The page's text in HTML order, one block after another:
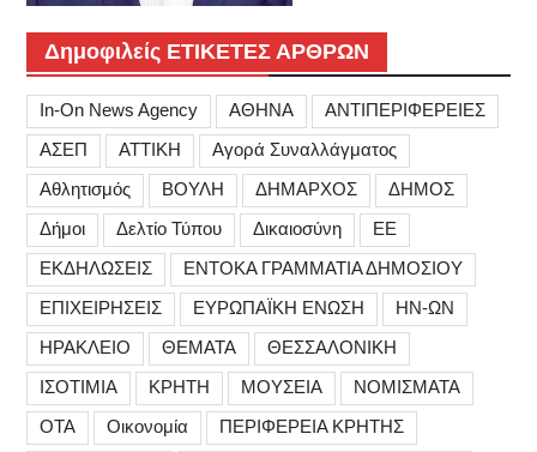
Δημοφιλείς ΕΤΙΚΕΤΕΣ ΑΡΘΡΩΝ
In-On News Agency ΑΘΗΝΑ
ΑΝΤΙΠΕΡΙΦΕΡΕΙΕΣ
ΑΣΕΠ
ΑΤΤΙΚΗ
Αγορά Συναλλάγματος
Αθλητισμός
ΒΟΥΛΗ ΔΗΜΑΡΧΟΣ
ΔΗΜΟΣ
Δήμοι
Δελτίο Τύπου Δικαιοσύνη
ΕΕ
ΕΚΔΗΛΩΣΕΙΣ
ΕΝΤΟΚΑ ΓΡΑΜΜΑΤΙΑ ΔΗΜΟΣΙΟΥ
ΕΠΙΧΕΙΡΗΣΕΙΣ
ΕΥΡΩΠΑΪΚΗ ΕΝΩΣΗ
ΗΝ-ΩΝ
ΗΡΑΚΛΕΙΟ
ΘΕΜΑΤΑ
ΘΕΣΣΑΛΟΝΙΚΗ
ΙΣΟΤΙΜΙΑ
ΚΡΗΤΗ ΜΟΥΣΕΙΑ
ΝΟΜΙΣΜΑΤΑ
ΟΤΑ
Οικονομία
ΠΕΡΙΦΕΡΕΙΑ ΚΡΗΤΗΣ